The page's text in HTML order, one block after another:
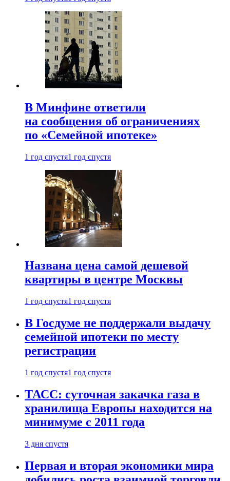
В Минфине ответили
на сообщения об ограничениях
по «Семейной ипотеке»
1 год спустя1 год спустя
Названа цена самой дешевой
квартиры в центре Москвы
1 год спустя1 год спустя
В Госдуме не поддержали выдачу
семейной ипотеки по месту
регистрации
1 год спустя1 год спустя
ТАСС: суточная закачка газа в
хранилища Европы находится на
минимуме с 2011 года
3 дня спустя
Первая и вторая экономики мира